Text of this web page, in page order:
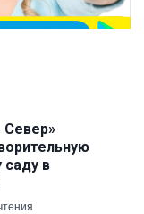
Север»
в